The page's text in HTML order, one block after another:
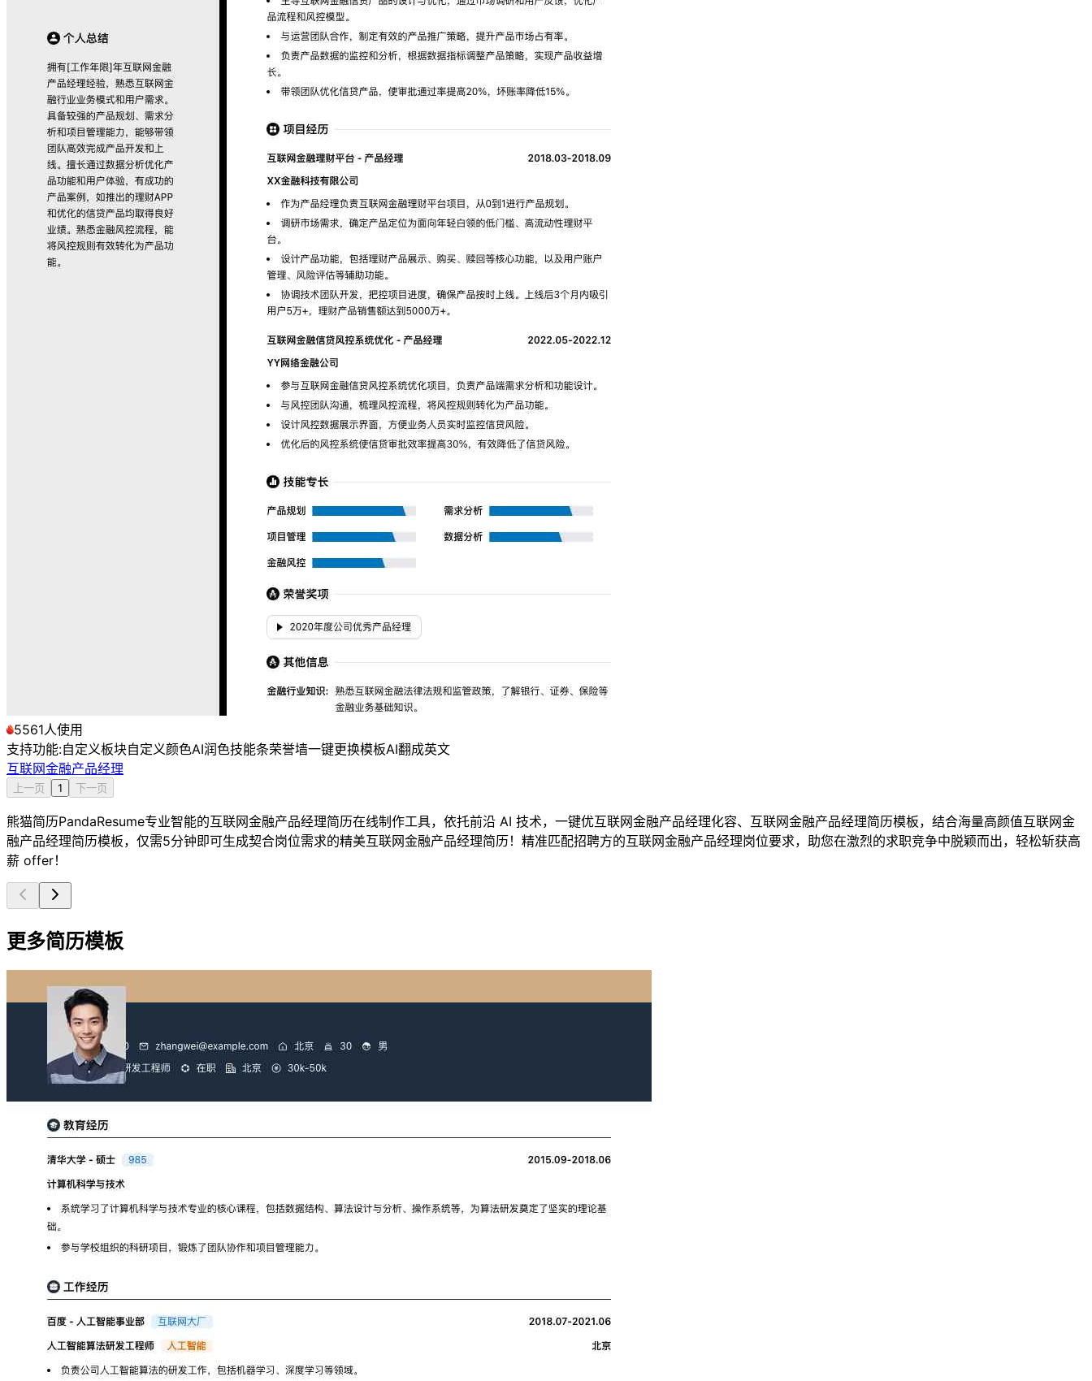
5561人使用
支持功能:自定义板块自定义颜色AI润色技能条荣誉墙一键更换模板AI翻成英文
互联网金融产品经理
上一页 1 下一页
熊猫简历PandaResume专业智能的互联网金融产品经理简历在线制作工具，依托前沿 AI 技术，一键优互联网金融产品经理化容、互联网金融产品经理简历模板，结合海量高颜值互联网金
融产品经理简历模板，仅需5分钟即可生成契合岗位需求的精美互联网金融产品经理简历！精准匹配招聘方的互联网金融产品经理岗位要求，助您在激烈的求职竞争中脱颖而出，轻松斩获高
薪 offer！
更多简历模板